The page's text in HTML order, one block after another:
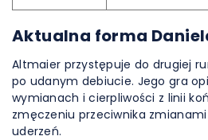
Aktualna forma
Altmaier przystępuje do drugiej
po udanym debiucie. Jego gra
wymianach i cierpliwości z linii
zmęczeniu przeciwnika
uderzeń.